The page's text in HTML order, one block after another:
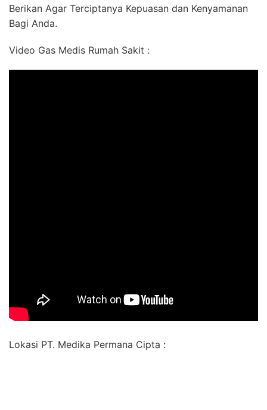
Berikan Agar Terciptanya Kepuasan dan Kenyamanan
Bagi Anda.
Video Gas Medis Rumah Sakit :
Lokasi PT. Medika Permana Cipta :